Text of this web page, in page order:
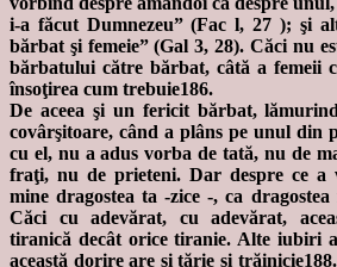
i-a făcut Dumnezeu” (Fac l, 27 ); şi
bărbat şi femeie” (Gal 3, 28). Căci nu
bărbatului către bărbat, câtă a femeii
însoţirea cum trebuie186.
De aceea şi un fericit bărbat,
covârşitoare, când a plâns pe unul din
cu el, nu a adus vorba de tată, nu de
fraţi, nu de prieteni. Dar despre ce a
mine dragostea ta -zice -, ca
Căci cu adevărat, cu adevărat,
tiranică decât orice tiranie. Alte iubiri
această dorire are şi tărie şi